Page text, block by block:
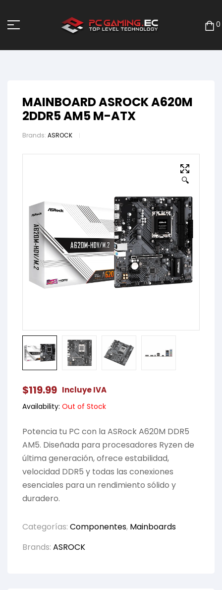
0
MAINBOARD ASROCK A620M
2DDR5 AM5 M-ATX
Brands: ASROCK
🔍
$119.99 Incluye IVA
Availability: Out of Stock
Potencia tu PC con la ASRock A620M DDR5
AM5. Diseñada para procesadores Ryzen de
última generación, ofrece estabilidad,
velocidad DDR5 y todas las conexiones
esenciales para un rendimiento sólido y
duradero.
Categorías: Componentes, Mainboards
Brands: ASROCK